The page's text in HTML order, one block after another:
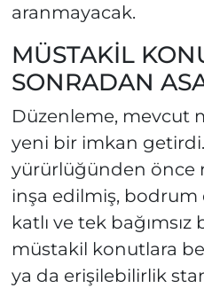
aranmayacak.
MÜSTAKİL
SONRADAN
Düzenleme, mevcut
yeni bir imkan
yürürlüğünden önce
inşa edilmiş, bodrum
katlı ve tek
müstakil konutlara
ya da erişilebilirlik